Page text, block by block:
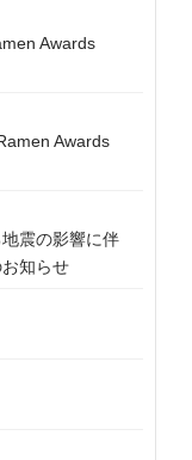
Awards
Awards
震の影響に伴
知らせ